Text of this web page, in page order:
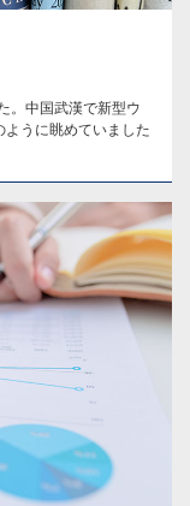
。中国武漢で新型ウ
ように眺めていました